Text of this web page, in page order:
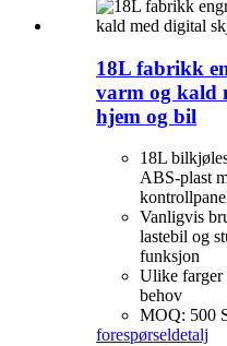
18L fabrikk
varm og kald
hjem og bil
18L
ABS-plast
Vanligvis
lastebil og
funksjon
Ulike farger
behov
MOQ: 500
forespørseldetalj